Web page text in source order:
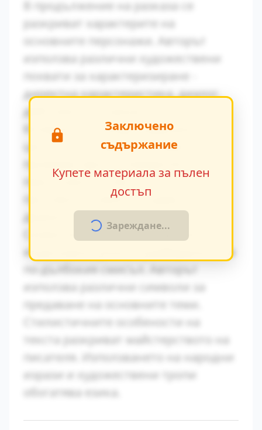
В продължение на разказа се
разкриват характерите на
основните персонажи. Авторът
използва различни художествени
похвати за характеризиране -
директна характеристика, диалог,
действия и вътрешен монолог.
Конфликтът между традиционните
ценности и модерните идеи се
персонажите. Това
противопоставяне създава
драматично напрежение.
Символиката в произведението
играе важна роля за разбирането на
използва различни символи за
предаване на основните теми.
Стилистичните особености на
текста разкриват майстерството на
писателя. Използването на народни
изрази и художествени тропи
обогатява езика.
Заключено
съдържание
Купете материала за пълен
достъп
Зареждане...